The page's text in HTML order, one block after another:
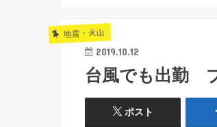
地震・火山
2019.10.12
台風でも出勤
ポスト